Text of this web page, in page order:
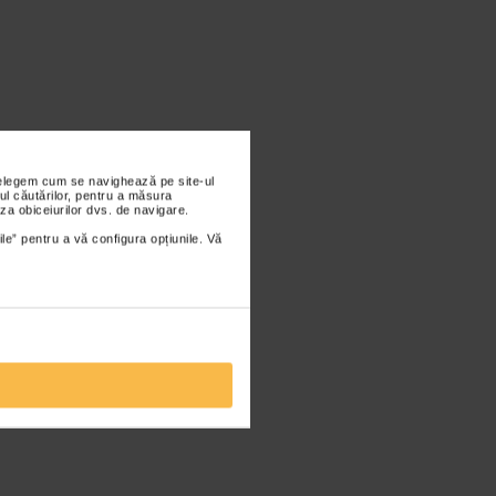
cum se navighează pe site-ul
căutărilor, pentru a măsura
obiceiurilor dvs. de navigare.
pentru a vă configura opțiunile. Vă